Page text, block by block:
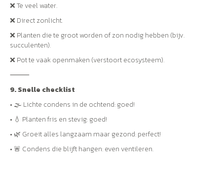
❌ Te veel water.
❌ Direct zonlicht.
❌ Planten die te groot worden of zon nodig hebben (bijv.
succulenten).
❌ Pot te vaak openmaken (verstoort ecosysteem).
⸻
9. Snelle checklist
• 🌫 Lichte condens in de ochtend: goed!
• 💧 Planten fris en stevig: goed!
• 🌿 Groeit alles langzaam maar gezond: perfect!
• 🚨 Condens die blijft hangen: even ventileren.